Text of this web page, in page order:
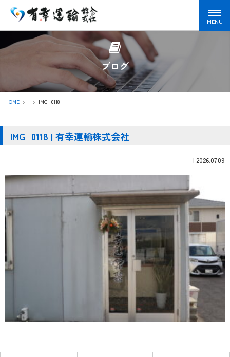
ブログ
HOME > IMG_0118
IMG_0118 | 有幸運輸株式会社
| 2026.07.09